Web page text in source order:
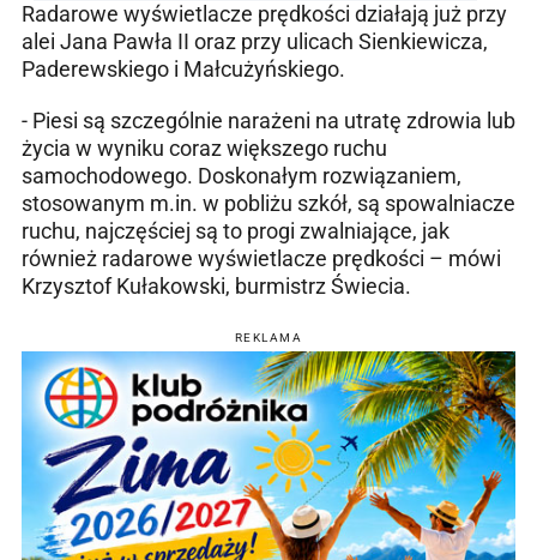
Radarowe wyświetlacze prędkości działają już przy
alei Jana Pawła II oraz przy ulicach Sienkiewicza,
Paderewskiego i Małcużyńskiego.
- Piesi są szczególnie narażeni na utratę zdrowia lub
życia w wyniku coraz większego ruchu
samochodowego. Doskonałym rozwiązaniem,
stosowanym m.in. w pobliżu szkół, są spowalniacze
ruchu, najczęściej są to progi zwalniające, jak
również radarowe wyświetlacze prędkości – mówi
Krzysztof Kułakowski, burmistrz Świecia.
REKLAMA